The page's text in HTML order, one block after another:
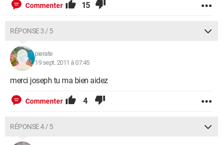
Commenter 15
RÉPONSE 3 / 5
pierate
19 sept. 2011 à 07:45
merci joseph tu ma bien aidez
Commenter 4
RÉPONSE 4 / 5